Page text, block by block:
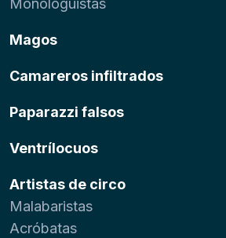
Monologuistas
Magos
Camareros infiltrados
Paparazzi falsos
Ventrílocuos
Artistas de circo
Malabaristas
Acróbatas